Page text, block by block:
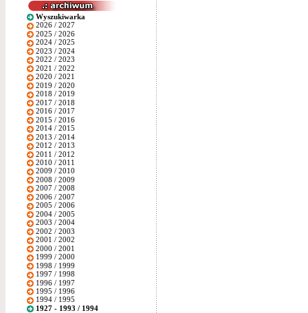
Wyszukiwarka
2026 / 2027
2025 / 2026
2024 / 2025
2023 / 2024
2022 / 2023
2021 / 2022
2020 / 2021
2019 / 2020
2018 / 2019
2017 / 2018
2016 / 2017
2015 / 2016
2014 / 2015
2013 / 2014
2012 / 2013
2011 / 2012
2010 / 2011
2009 / 2010
2008 / 2009
2007 / 2008
2006 / 2007
2005 / 2006
2004 / 2005
2003 / 2004
2002 / 2003
2001 / 2002
2000 / 2001
1999 / 2000
1998 / 1999
1997 / 1998
1996 / 1997
1995 / 1996
1994 / 1995
1927 - 1993 / 1994